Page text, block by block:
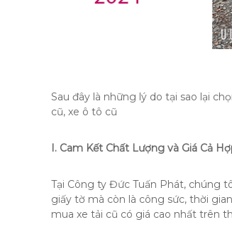
Sau đây là những lý do tại sao lại
cũ, xe ô tô cũ
I. Cam Kết Chất Lượng và Giá Cả
Tại Công ty Đức Tuấn Phát, chúng
giấy tờ mà còn là công sức, thời
mua xe tải cũ có giá cao nhất trên